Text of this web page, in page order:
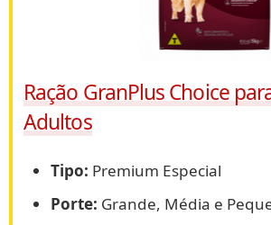
Ração GranPlus Choice
Adultos
Tipo: Premium Especial
Porte: Grande, Média e